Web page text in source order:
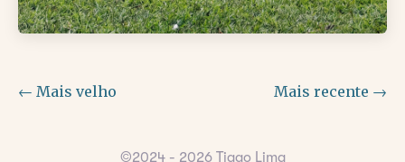
← Mais velho Mais recente →
©2024 - 2026 Tiago Lima